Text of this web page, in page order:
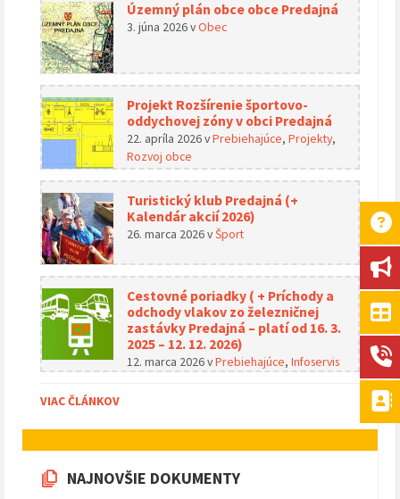
Územný plán obce obce Predajná
3. júna 2026vObec
Projekt Rozšírenie športovo-
oddychovej zóny v obci Predajná
22. apríla 2026vPrebiehajúce, Projekty,
Rozvoj obce
Turistický klub Predajná (+
Kalendár akcií 2026)
26. marca 2026vŠport
Cestovné poriadky ( + Príchody a
odchody vlakov zo železničnej
zastávky Predajná – platí od 16. 3.
2025 – 12. 12. 2026)
12. marca 2026vPrebiehajúce, Infoservis
VIAC ČLÁNKOV
NAJNOVŠIE DOKUMENTY